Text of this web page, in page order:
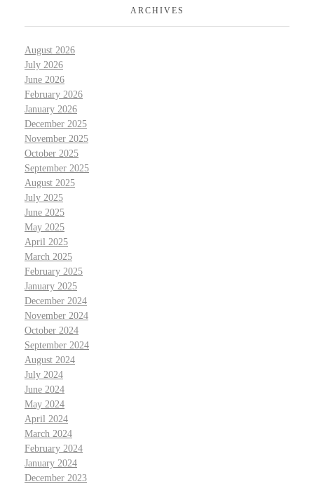
ARCHIVES
August 2026
July 2026
June 2026
February 2026
January 2026
December 2025
November 2025
October 2025
September 2025
August 2025
July 2025
June 2025
May 2025
April 2025
March 2025
February 2025
January 2025
December 2024
November 2024
October 2024
September 2024
August 2024
July 2024
June 2024
May 2024
April 2024
March 2024
February 2024
January 2024
December 2023